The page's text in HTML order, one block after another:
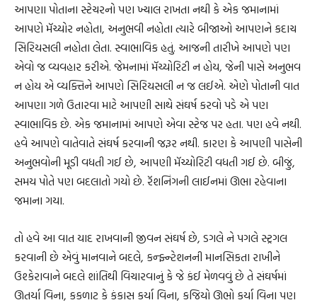
આપણા પોતાના સ્ટેચરનો પણ ખ્યાલ રાખતા નથી કે એક જમાનામાં
આપણે મૅચ્યોર નહોતા, અનુભવી નહોતા ત્યારે બીજાઓ આપણને કદાચ
સિરિયસલી નહોતા લેતા. સ્વાભાવિક હતું. આજની તારીખે આપણે પણ
એવો જ વ્યવહાર કરીએ. જેમનામાં મૅચ્યોરિટી ન હોય, જેની પાસે અનુભવ
ન હોય એ વ્યક્તિને આપણે સિરિયસલી ન જ લઈએ. એણે પોતાની વાત
આપણા ગળે ઉતારવા માટે આપણી સાથે સંઘર્ષ કરવો પડે એ પણ
સ્વાભાવિક છે. એક જમાનામાં આપણે એવા સ્ટેજ પર હતા. પણ હવે નથી.
હવે આપણે વાતેવાતે સંઘર્ષ કરવાની જરૂર નથી. કારણ કે આપણી પાસેની
અનુભવોની મૂડી વધતી ગઈ છે, આપણી મૅચ્યોરિટી વધતી ગઈ છે. બીજું,
સમય પોતે પણ બદલાતો ગયો છે. રૅશનિંગની લાઈનમાં ઊભા રહેવાના
જમાના ગયા.
તો હવે આ વાત યાદ રાખવાની જીવન સંઘર્ષ છે, ડગલે ને પગલે સ્ટ્રગલ
કરવાની છે એવું માનવાને બદલે, કન્ફ્ન્ટેશનની માનસિકતા રાખીને
ઉશ્કેરાવાને બદલે શાંતિથી વિચારવાનું કે જે કંઈ મેળવવું છે તે સંઘર્ષમાં
ઊતર્યા વિના, કકળાટ કે કંકાસ કર્યા વિના, કજિયો ઊભો કર્યા વિના પણ